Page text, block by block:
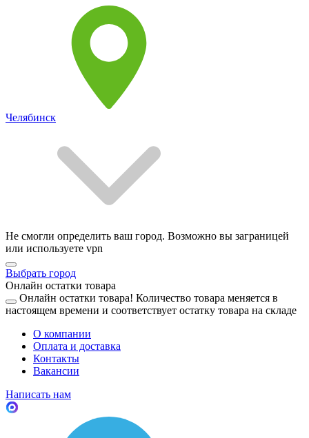
Челябинск
Не смогли определить ваш город. Возможно вы заграницей
или используете vpn
Выбрать город
Онлайн остатки товара
Онлайн остатки товара! Количество товара меняется в
настоящем времени и соответствует остатку товара на складе
О компании
Оплата и доставка
Контакты
Вакансии
Написать нам